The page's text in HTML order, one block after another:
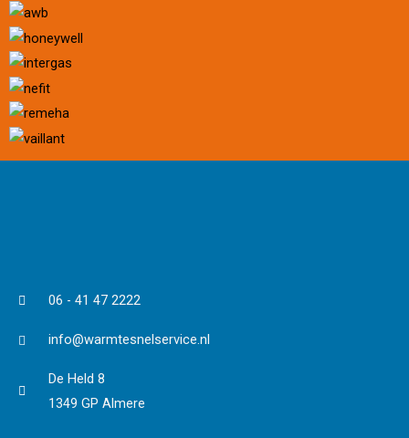
06 - 41 47 2222
info@warmtesnelservice.nl
De Held 8
1349 GP Almere